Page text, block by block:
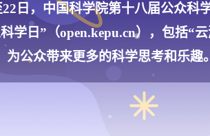
22日，中国科学院第十八届公众
学日”（open.kepu.cn），包括“
公众带来更多的科学思考和乐趣。